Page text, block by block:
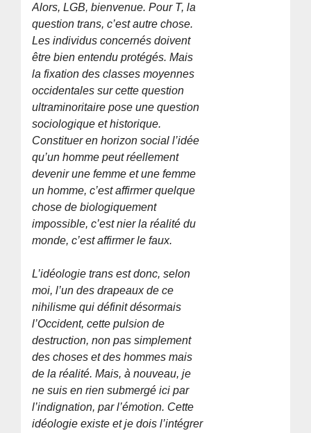
Alors, LGB, bienvenue. Pour T, la
question trans, c’est autre chose.
Les individus concernés doivent
être bien entendu protégés. Mais
la fixation des classes moyennes
occidentales sur cette question
ultraminoritaire pose une question
sociologique et historique.
Constituer en horizon social l’idée
qu’un homme peut réellement
devenir une femme et une femme
un homme, c’est affirmer quelque
chose de biologiquement
impossible, c’est nier la réalité du
monde, c’est affirmer le faux.
L’idéologie trans est donc, selon
moi, l’un des drapeaux de ce
nihilisme qui définit désormais
l’Occident, cette pulsion de
destruction, non pas simplement
des choses et des hommes mais
de la réalité. Mais, à nouveau, je
ne suis en rien submergé ici par
l’indignation, par l’émotion. Cette
idéologie existe et je dois l’intégrer